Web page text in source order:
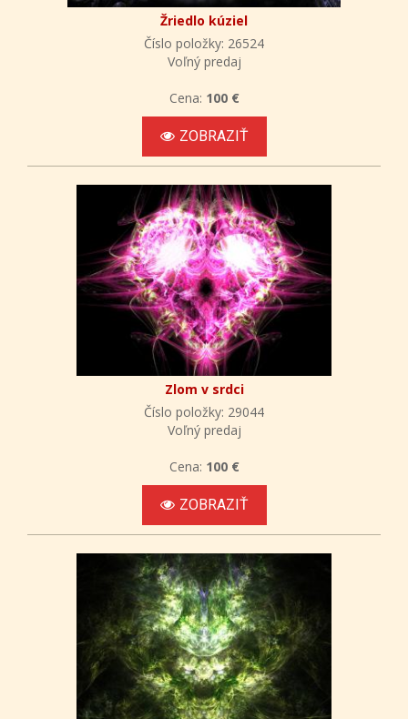
Žriedlo kúziel
Číslo položky: 26524
Voľný predaj
Cena: 100 €
ZOBRAZIŤ
Zlom v srdci
Číslo položky: 29044
Voľný predaj
Cena: 100 €
ZOBRAZIŤ